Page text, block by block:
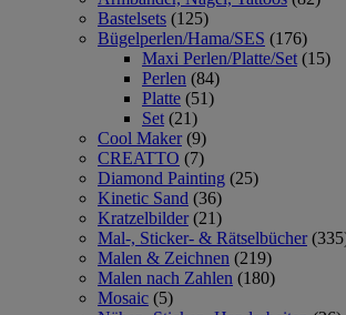
Bastelsets (125)
Bügelperlen/Hama/SES (176)
Maxi Perlen/Platte/Set (15)
Perlen (84)
Platte (51)
Set (21)
Cool Maker (9)
CREATTO (7)
Diamond Painting (25)
Kinetic Sand (36)
Kratzelbilder (21)
Mal-, Sticker- & Rätselbücher
Malen & Zeichnen (219)
Malen nach Zahlen (180)
Mosaic (5)